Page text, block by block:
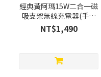
經典黃阿瑪15W二合一磁
吸支架無線充電器(手機
+Watch)
NT$1,490